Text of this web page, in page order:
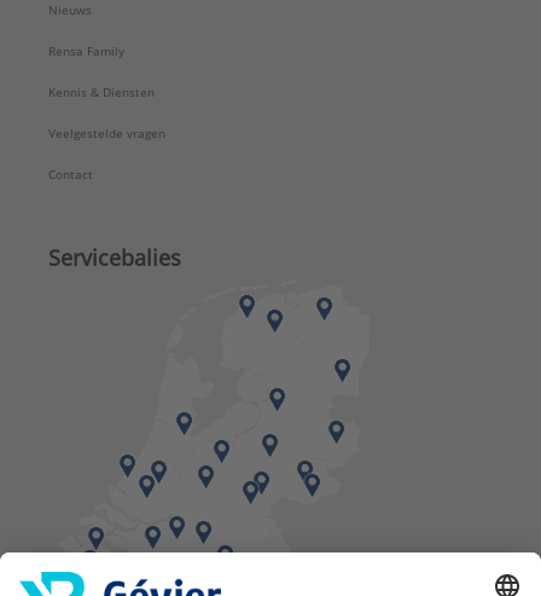
Nieuws
Rensa Family
Kennis & Diensten
Veelgestelde vragen
Contact
Servicebalies